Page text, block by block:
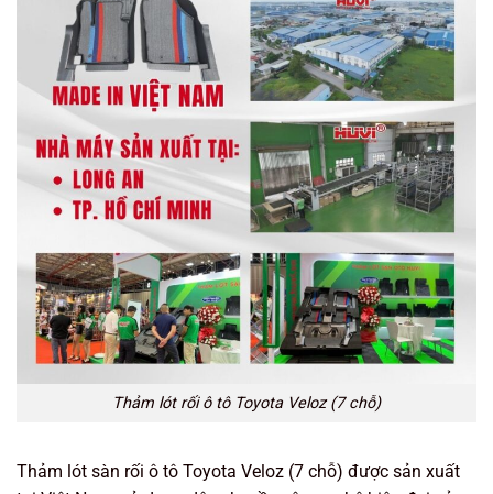
Thảm lót rối ô tô Toyota Veloz (7 chỗ)
Thảm lót sàn rối ô tô Toyota Veloz (7 chỗ) được sản xuất